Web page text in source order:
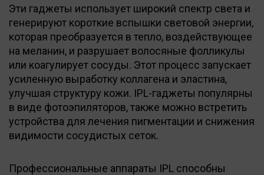
Эти гаджеты использует широкий спектр света и
генерируют короткие вспышки световой энергии,
которая преобразуется в тепло, воздействующее
на меланин, и разрушает волосяные фолликулы
или коагулирует сосуды. Этот процесс запускает
усиленную выработку коллагена и эластина,
улучшая структуру кожи. IPL-гаджеты популярны
в виде фотоэпиляторов, также можно встретить
устройства для лечения пигментации и снижения
видимости сосудистых сеток.
Профессиональные аппараты IPL способны